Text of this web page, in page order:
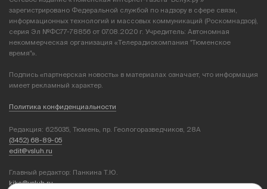
зарегистрировано Федеральной службой по надзору в сфере связи,
информационных технологий и массовых коммуникаций (Роскомнадзор),
серия Эл №ФС77-78856 от 07.08.2020 г. Учредитель: Автономная
некоммерческая организация «Телерадиокомпания "Тюменское
время"».
Подпись «партнерская новость» в материалах означает, что информация
имеет рекламный характер.
Политика конфиденциальности
Редакция: 625035, Тюмень, пр. Геологоразведчиков, 28А
(3452) 68-89-05
edit@vsluh.ru
Главный редактор: Панкина Т.Ю.
kika@vsluh.ru